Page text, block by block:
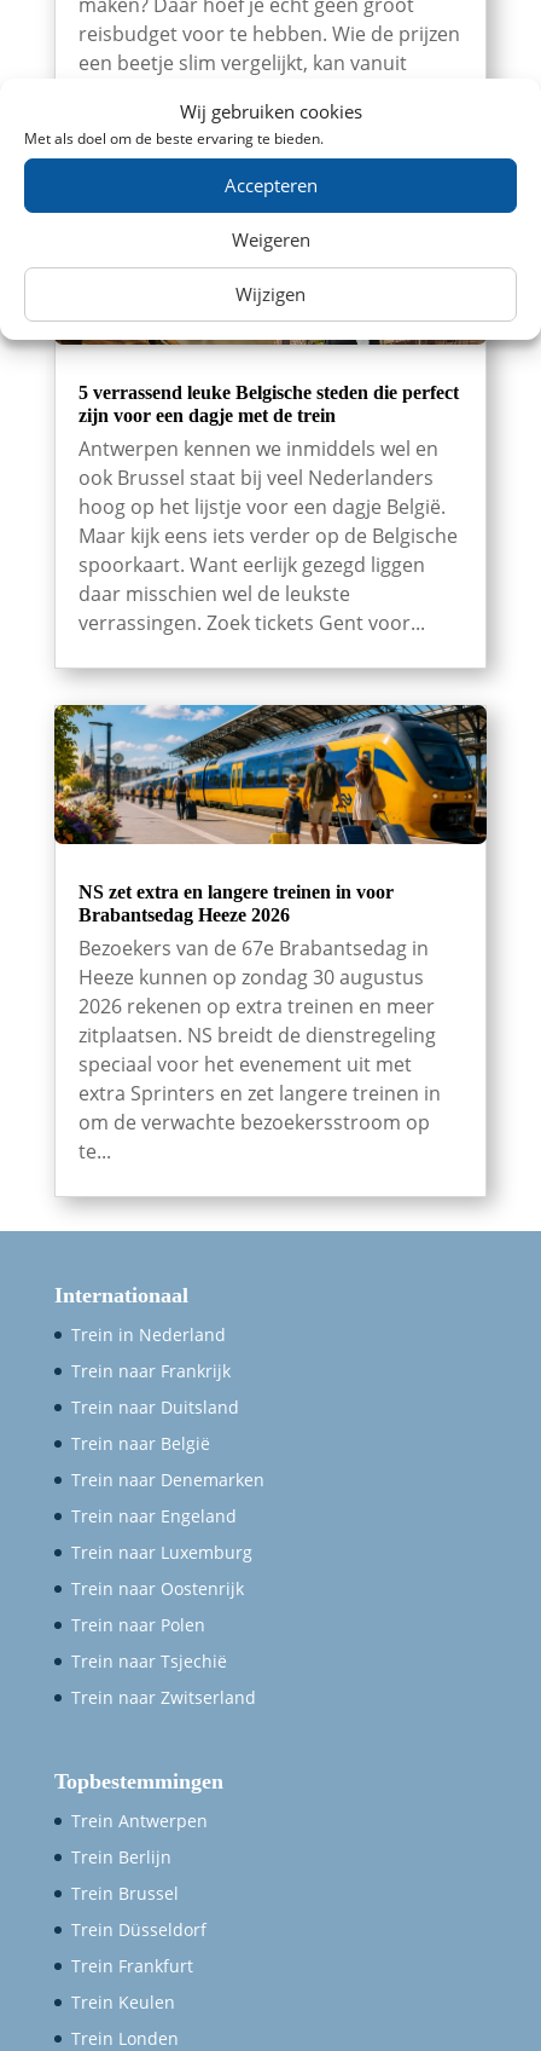
Wij gebruiken cookies
Met als doel om de beste ervaring te bieden.
Accepteren
Weigeren
Wijzigen
reisbudget voor te hebben. Wie de prijzen
een beetje slim vergelijkt, kan vanuit
trein naar België. Zoek tickets Met...
5 verrassend leuke Belgische steden die perfect
zijn voor een dagje met de trein
Antwerpen kennen we inmiddels wel en
ook Brussel staat bij veel Nederlanders
hoog op het lijstje voor een dagje België.
Maar kijk eens iets verder op de Belgische
spoorkaart. Want eerlijk gezegd liggen
daar misschien wel de leukste
verrassingen. Zoek tickets Gent voor...
NS zet extra en langere treinen in voor
Brabantsedag Heeze 2026
Bezoekers van de 67e Brabantsedag in
Heeze kunnen op zondag 30 augustus
2026 rekenen op extra treinen en meer
zitplaatsen. NS breidt de dienstregeling
speciaal voor het evenement uit met
extra Sprinters en zet langere treinen in
om de verwachte bezoekersstroom op
te...
Internationaal
Trein in Nederland
Trein naar Frankrijk
Trein naar Duitsland
Trein naar België
Trein naar Denemarken
Trein naar Engeland
Trein naar Luxemburg
Trein naar Oostenrijk
Trein naar Polen
Trein naar Tsjechië
Trein naar Zwitserland
Topbestemmingen
Trein Antwerpen
Trein Berlijn
Trein Brussel
Trein Düsseldorf
Trein Frankfurt
Trein Keulen
Trein Londen